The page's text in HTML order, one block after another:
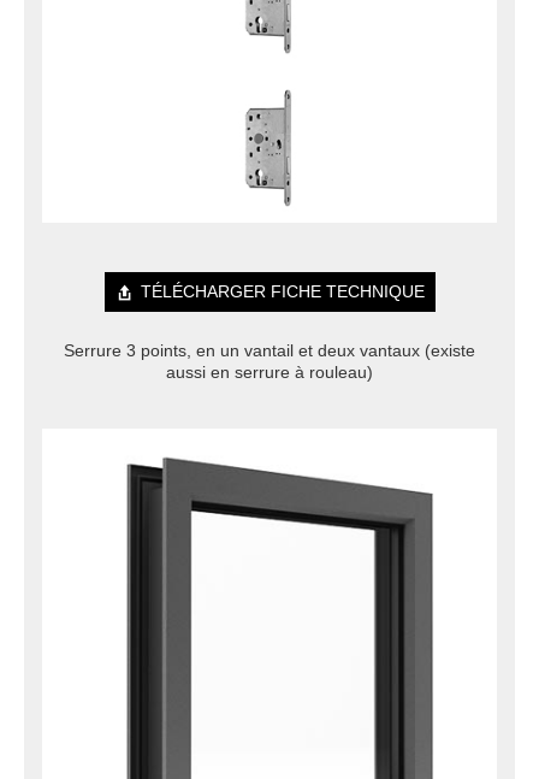
TÉLÉCHARGER FICHE TECHNIQUE
Serrure 3 points, en un vantail et deux vantaux (existe
aussi en serrure à rouleau)